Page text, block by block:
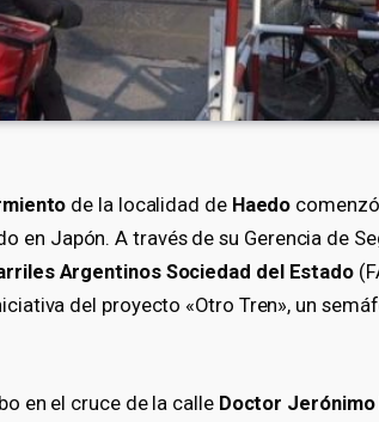
de la localidad de Haedo
en Japón. A través de su Gerencia de
Argentinos Sociedad del Estado
del proyecto «Otro Tren», un
en el cruce de la calle Doctor Jerónimo